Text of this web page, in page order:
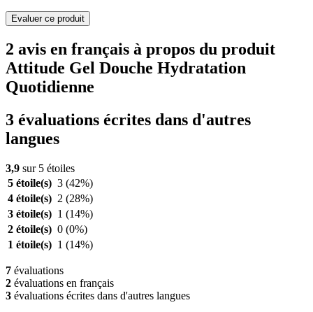
Evaluer ce produit
2 avis en français à propos du produit
Attitude Gel Douche Hydratation
Quotidienne
3 évaluations écrites dans d'autres
langues
3,9 sur 5 étoiles
5 étoile(s) 3 (42%)
4 étoile(s) 2 (28%)
3 étoile(s) 1 (14%)
2 étoile(s) 0 (0%)
1 étoile(s) 1 (14%)
7 évaluations
2 évaluations en français
3 évaluations écrites dans d'autres langues